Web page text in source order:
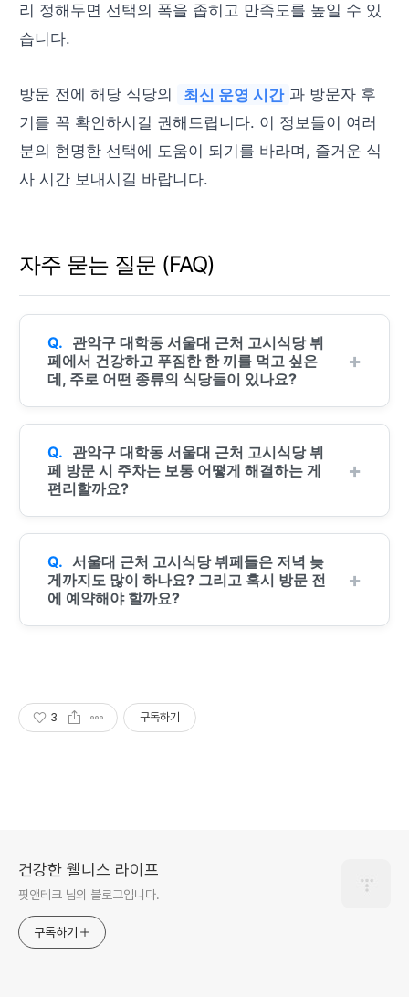
리 정해두면 선택의 폭을 좁히고 만족도를 높일 수 있
습니다.
방문 전에 해당 식당의 최신 운영 시간 과 방문자 후
기를 꼭 확인하시길 권해드립니다. 이 정보들이 여러
분의 현명한 선택에 도움이 되기를 바라며, 즐거운 식
사 시간 보내시길 바랍니다.
자주 묻는 질문 (FAQ)
관악구 대학동 서울대 근처 고시식당 뷔
페에서 건강하고 푸짐한 한 끼를 먹고 싶은
데, 주로 어떤 종류의 식당들이 있나요?
관악구 대학동 서울대 근처 고시식당 뷔
페 방문 시 주차는 보통 어떻게 해결하는 게
편리할까요?
서울대 근처 고시식당 뷔페들은 저녁 늦
게까지도 많이 하나요? 그리고 혹시 방문 전
에 예약해야 할까요?
3 구독하기
건강한 웰니스 라이프
핏앤테크 님의 블로그입니다.
구독하기